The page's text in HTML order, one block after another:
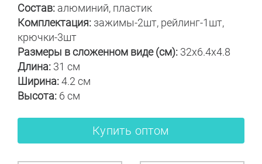
Состав: алюминий, пластик
Комплектация: зажимы-2шт, рейлинг-1шт,
крючки-3шт
Размеры в сложенном виде (см): 32x6.4x4.8
Длина: 31 см
Ширина:4.2 см
Высота: 6 см
Купить оптом